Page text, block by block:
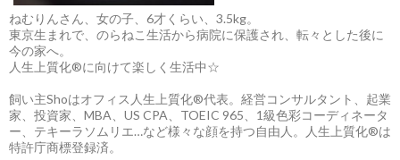
ねむりんさん、女の子、6才くらい、3.5kg。
東京生まれで、のらねこ生活から病院に保護され、転々とした後に
今の家へ。
人生上質化®に向けて楽しく生活中☆
飼い主Shoはオフィス人生上質化®代表。経営コンサルタント、起業
家、投資家、MBA、US CPA、TOEIC 965、1級色彩コーディネータ
ー、テキーラソムリエ…など様々な顔を持つ自由人。人生上質化®は
特許庁商標登録済。